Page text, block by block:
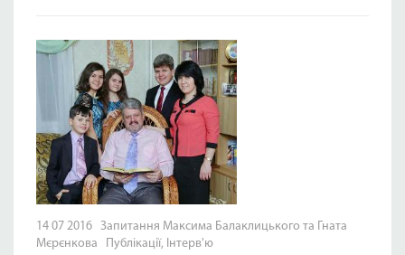
14 07 2016 Запитання Максима Балаклицького та Гната
Мєрєнкова
Публікації, Інтерв'ю